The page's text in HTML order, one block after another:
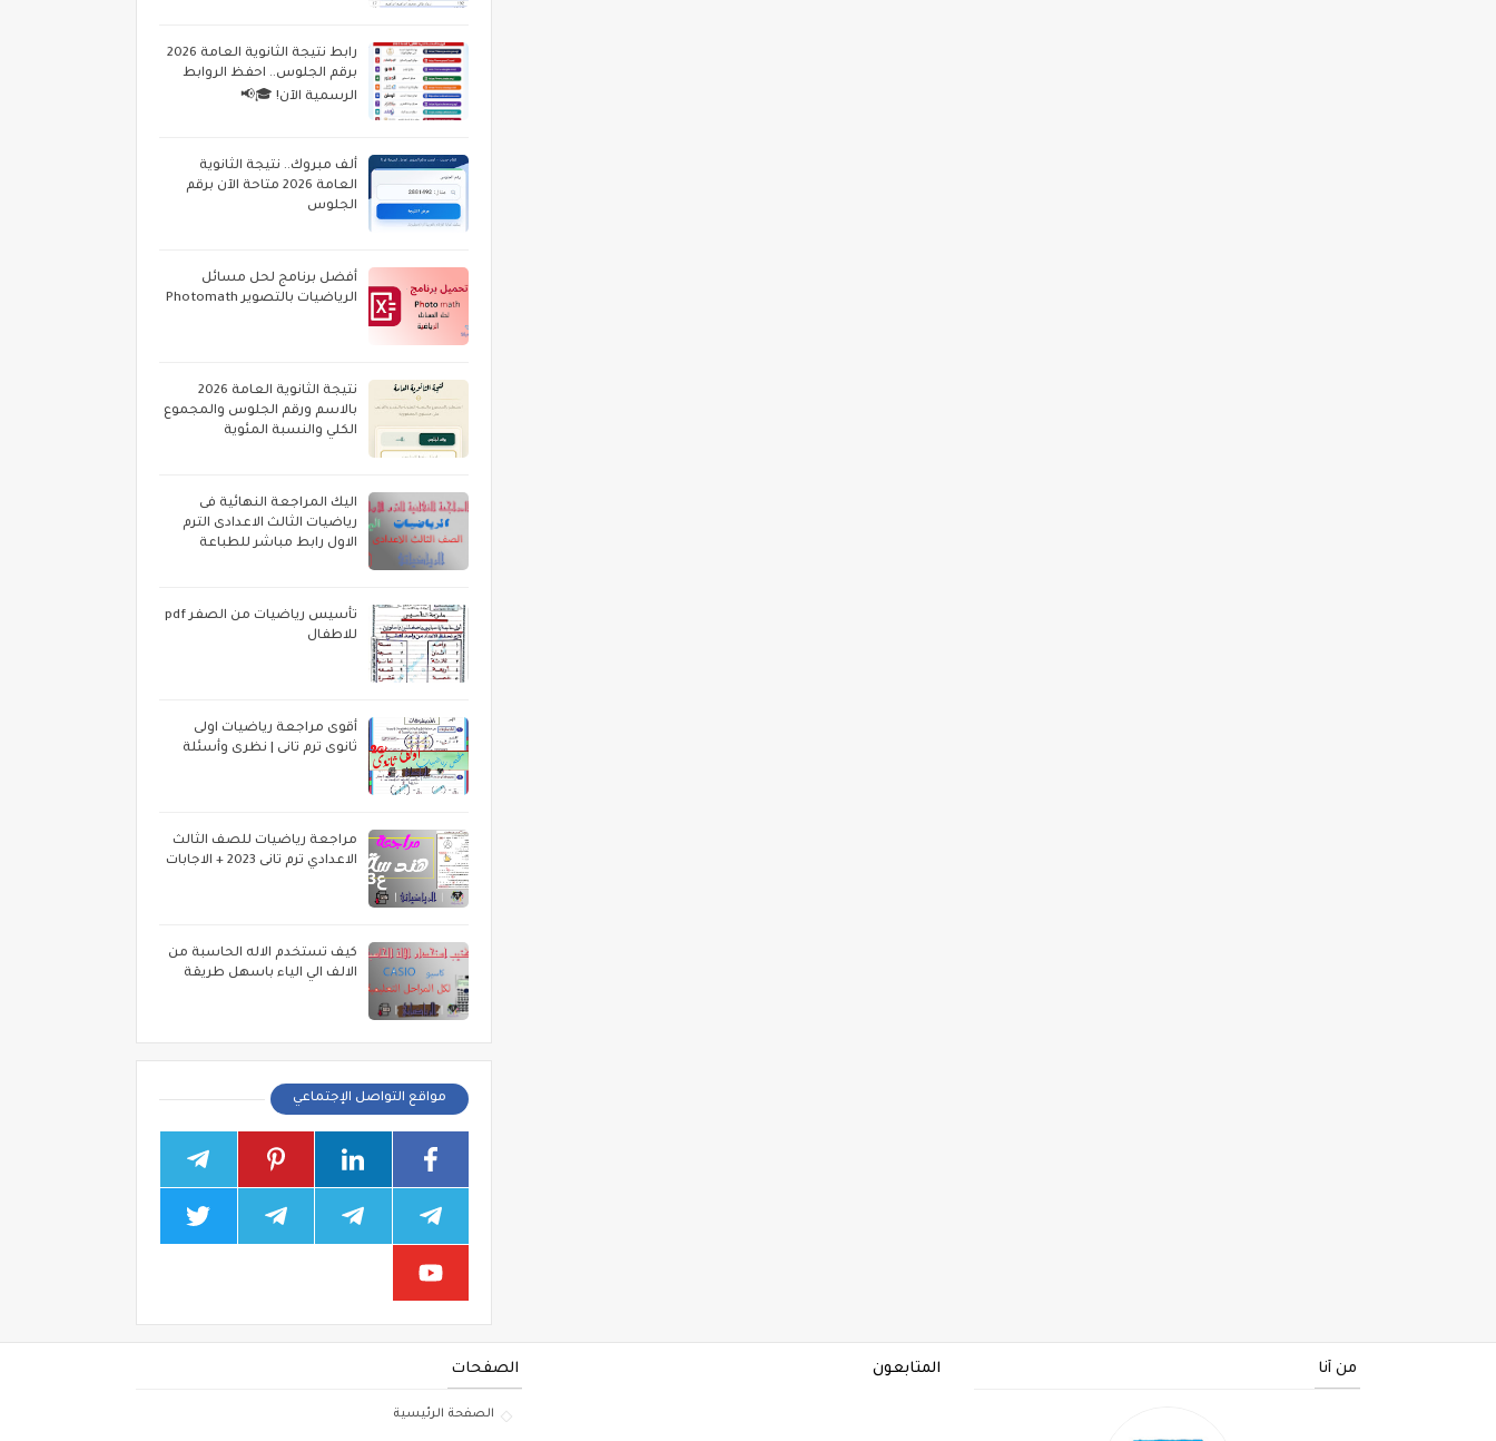
رابط نتيجة الثانوية العامة 2026
برقم الجلوس.. احفظ الروابط
الرسمية الآن! 🎓📢
ألف مبروك.. نتيجة الثانوية
العامة 2026 متاحة الآن برقم
الجلوس
أفضل برنامج لحل مسائل
الرياضيات بالتصوير Photomath
نتيجة الثانوية العامة 2026
بالاسم ورقم الجلوس والمجموع
الكلي والنسبة المئوية
اليك المراجعة النهائية فى
رياضيات الثالث الاعدادى الترم
الاول رابط مباشر للطباعة
تأسيس رياضيات من الصفر pdf
للاطفال
أقوى مراجعة رياضيات اولى
ثانوى ترم تانى | نظرى وأسئلة
مراجعة رياضيات للصف الثالث
الاعدادي ترم تانى 2023 + الاجابات
كيف تستخدم الاله الحاسبة من
الالف الي الياء باسهل طريقة
مواقع التواصل الإجتماعي
من أنا المتابعون الصفحات
الصفحة الرئيسية